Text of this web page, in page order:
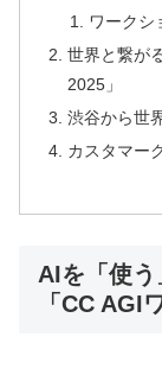
ワークシ
世界と繋が
2025」
渋谷から世
カスタマー
AIを「使う
「CC AGI